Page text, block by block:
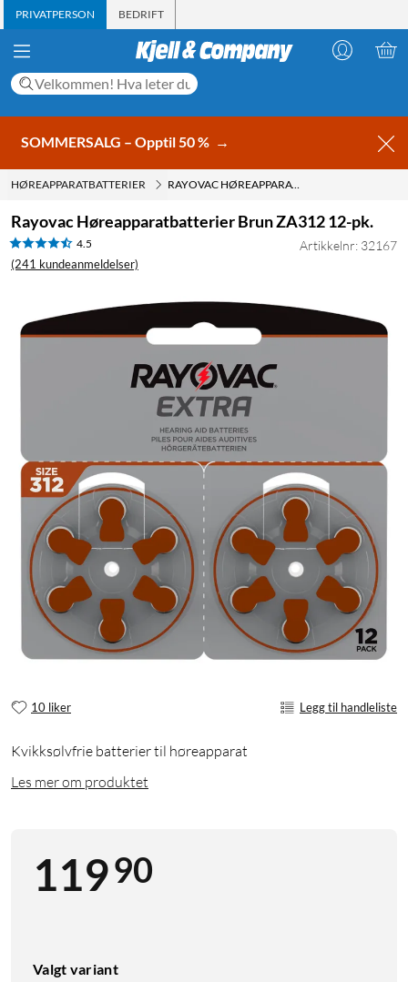
PRIVATPERSON BEDRIFT
SOMMERSALG – Opptil 50 % →
HØREAPPARATBATTERIER RAYOVAC HØREAPPARATBATTERIER BRUN ZA312 12-PK.
Rayovac Høreapparatbatterier Brun ZA312 12-pk.
4.5
(241 kundeanmeldelser)
Artikkelnr: 32167
10 liker Legg til handleliste
Kvikksølvfrie batterier til høreapparat
Les mer om produktet
11990
Valgt variant